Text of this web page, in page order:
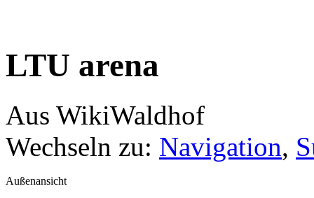
LTU arena
Aus WikiWaldhof
Wechseln zu: Navigation,
Außenansicht